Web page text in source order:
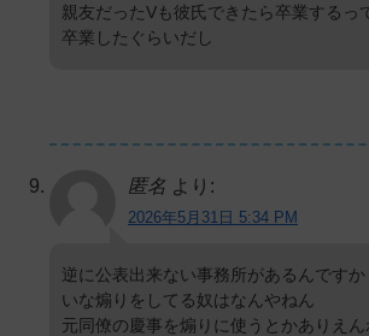
親友だったVも彼氏できたら卒業するっ
卒業したぐらいだし
匿名 より:
2026年5月31日 5:34 PM
逆に公表出来ない事務所があるんです
いな煽りをしてる奴はなんやねん
元同僚の慶事を煽りに使うとかありえん